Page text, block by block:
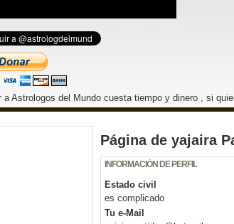
a Astrologos del Mundo cuesta tiempo y dinero , si
Página de yajaira
INFORMACIÓN DE PERFIL
Estado civil
es complicado
Tu e-Mail